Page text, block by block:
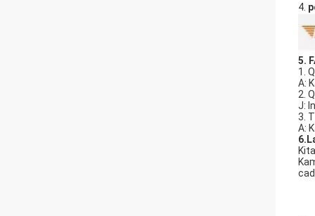
4.
5.
1.
A:
2.
J:
3.
A:
6.